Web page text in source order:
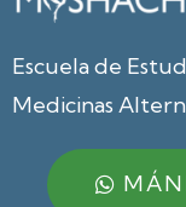
Escuela de
Medicinas